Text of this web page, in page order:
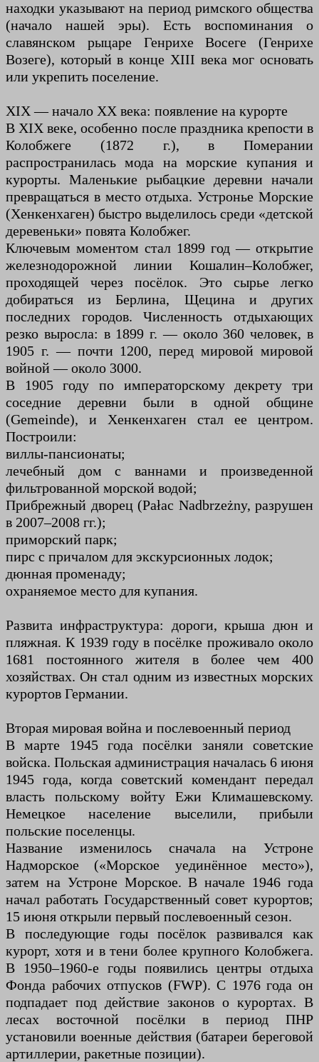
находки указывают на период римского общества
(начало нашей эры). Есть воспоминания о
славянском рыцаре Генрихе Восеге (Генрихе
Возеге), который в конце XIII века мог основать
или укрепить поселение.
XIX — начало XX века: появление на курорте
В XIX веке, особенно после праздника крепости в
Колобжеге (1872 г.), в Померании
распространилась мода на морские купания и
курорты. Маленькие рыбацкие деревни начали
превращаться в место отдыха. Устронье Морские
(Хенкенхаген) быстро выделилось среди «детской
деревеньки» повята Колобжег.
Ключевым моментом стал 1899 год — открытие
железнодорожной линии Кошалин–Колобжег,
проходящей через посёлок. Это сырье легко
добираться из Берлина, Щецина и других
последних городов. Численность отдыхающих
резко выросла: в 1899 г. — около 360 человек, в
1905 г. — почти 1200, перед мировой мировой
войной — около 3000.
В 1905 году по императорскому декрету три
соседние деревни были в одной общине
(Gemeinde), и Хенкенхаген стал ее центром.
Построили:
виллы-пансионаты;
лечебный дом с ваннами и произведенной
фильтрованной морской водой;
Прибрежный дворец (Pałac Nadbrzeżny, разрушен
в 2007–2008 гг.);
приморский парк;
пирс с причалом для экскурсионных лодок;
дюнная променаду;
охраняемое место для купания.
Развита инфраструктура: дороги, крыша дюн и
пляжная. К 1939 году в посёлке проживало около
1681 постоянного жителя в более чем 400
хозяйствах. Он стал одним из известных морских
курортов Германии.
Вторая мировая война и послевоенный период
В марте 1945 года посёлки заняли советские
войска. Польская администрация началась 6 июня
1945 года, когда советский комендант передал
власть польскому войту Ежи Климашевскому.
Немецкое население выселили, прибыли
польские поселенцы.
Название изменилось сначала на Устроне
Надморское («Морское уединённое место»),
затем на Устроне Морское. В начале 1946 года
начал работать Государственный совет курортов;
15 июня открыли первый послевоенный сезон.
В последующие годы посёлок развивался как
курорт, хотя и в тени более крупного Колобжега.
В 1950–1960-е годы появились центры отдыха
Фонда рабочих отпусков (FWP). С 1976 года он
подпадает под действие законов о курортах. В
лесах восточной посёлки в период ПНР
установили военные действия (батареи береговой
артиллерии, ракетные позиции).